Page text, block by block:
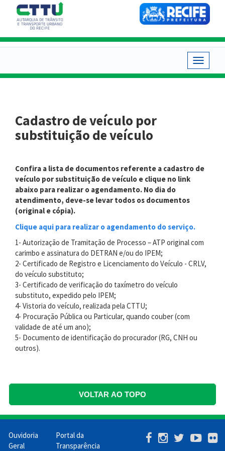
conteúdo
principal
Toggle
Cadastro de veículo por
substituição de veículo
Confira a lista de documentos referente a cadastro de
veículo por substituição de veículo e clique no link
abaixo para realizar o agendamento. No dia do
atendimento, deve-se levar todos os documentos
(original e cópia).
Clique aqui para realizar o agendamento do serviço.
1- Autorização de Tramitação de Processo – ATP original com
carimbo e assinatura do DETRAN e/ou do IPEM;
2- Certificado de Registro e Licenciamento do Veículo - CRLV,
do veículo substituto;
3- Certificado de verificação do taxímetro do veículo
substituto, expedido pelo IPEM;
4- Vistoria do veículo, realizada pela CTTU;
4- Procuração Pública ou Particular, quando couber (com
validade de até um ano);
5- Documento de identificação do procurador (RG, CNH ou
outros).
VOLTAR AO TOPO
Menu
Ouvidoria
Geral
Portal da
Transparência